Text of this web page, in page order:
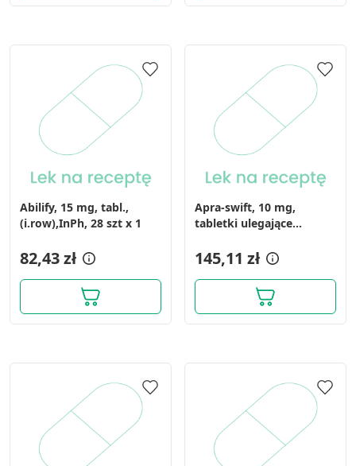
Abilify, 15 mg, tabl.,
(i.row),InPh, 28 szt x 1
82,43 zł
Apra-swift, 10 mg,
tabletki ulegające
ustnej, 56 szt.
145,11 zł